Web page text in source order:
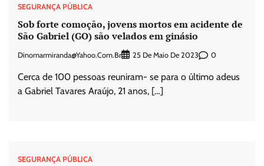
SEGURANÇA PÚBLICA
Sob forte comoção, jovens mortos em acidente de
São Gabriel (GO) são velados em ginásio
Dinomarmiranda@yahoo.com.br 25 De Maio De 2023 0
Cerca de 100 pessoas reuniram- se para o último adeus
a Gabriel Tavares Araújo, 21 anos, […]
SEGURANÇA PÚBLICA